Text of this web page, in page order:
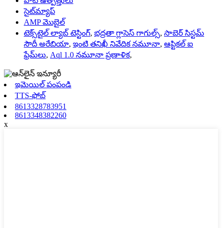
సైట్‌మ్యాప్
AMP మొబైల్
టెక్స్‌టైల్ ల్యాబ్ టెస్టింగ్, భద్రతా గ్లాసెస్ గాగుల్స్, సాబెర్ సిస్టమ్
సౌదీ అరేబియా, ఇంటి తనిఖీ నివేదిక నమూనా, ఆప్టికల్ ఐ
ఫ్రేమ్‌లు, Aql 1.0 నమూనా ప్రణాళిక,
ఇమెయిల్ పంపండి
TTS-ఫోబ్
8613328783951
8613348382260
x